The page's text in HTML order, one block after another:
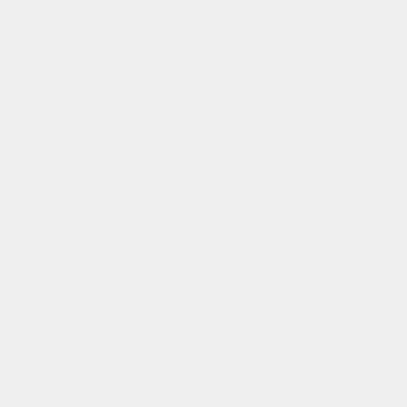
de ellas, y así elegir
de navegación y
Por ejemplo, estas
navegas o